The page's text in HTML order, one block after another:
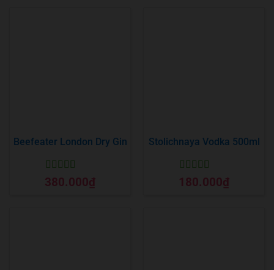
Beefeater London Dry Gin
Được xếp
hạng 55 sao
380.000₫
Stolichnaya Vodka 500ml
Được xếp
hạng 55 sao
180.000₫